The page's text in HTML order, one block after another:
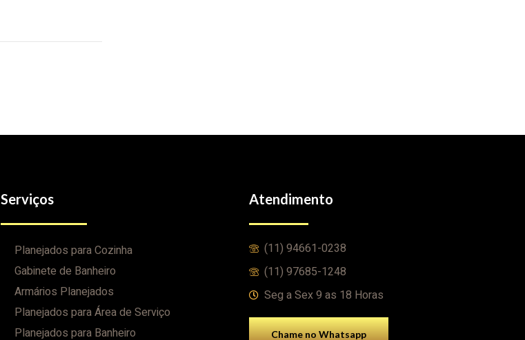
Serviços
Planejados para Cozinha
Gabinete de Banheiro
Armários Planejados
Planejados para Área de Serviço
Planejados para Banheiro
Atendimento
(11) 94661-0238
(11) 97685-1248
Seg a Sex 9 as 18 Horas
Chame no Whatsapp